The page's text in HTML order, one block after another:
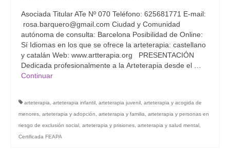
Grupo Revista
Grupo Arte
Grupo Difusión
Grupo Certificación
Grupo Territorial Canarias
Grupo Territorial Baleares
Asociada Titular ATe Nº 070 Teléfono: 625681771 E-mail:
rosa.barquero@gmail.com Ciudad y Comunidad
autónoma de consulta: Barcelona Posibilidad de Online:
Sí Idiomas en los que se ofrece la arteterapia: castellano
y catalán Web: www.artterapia.org PRESENTACIÓN
Dedicada profesionalmente a la Arteterapia desde el …
Continuar
arteterapia arteterapia infantil arteterapia juvenil arteterapia y acogida de
menores arteterapia y adopción arteterapia y familia
arteterapia y personas en
riesgo de exclusión social arteterapia y prisiones arteterapia y salud mental
Certificada FEAPA